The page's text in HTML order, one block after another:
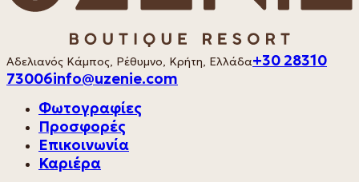
Αδελιανός Κάμπος, Ρέθυμνο, Κρήτη, Ελλάδα+30 28310
73006info@uzenie.com
Φωτογραφίες
Προσφορές
Επικοινωνία
Καριέρα